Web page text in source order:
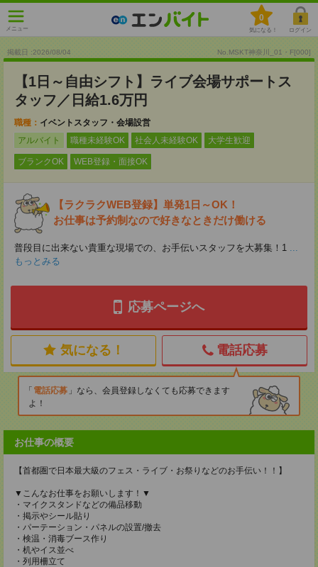
メニュー
0
気になる！ ログイン
掲載日 :2026/08/04 No.MSKT神奈川_01・F[000]
【1日～自由シフト】ライブ会場サポートス
タッフ／日給1.6万円
職種： イベントスタッフ・会場設営
アルバイト
職種未経験OK 社会人未経験OK 大学生歓迎
ブランクOK WEB登録・面接OK
【ラクラクWEB登録】単発1日～OK！
お仕事は予約制なので好きなときだけ働ける
普段目に出来ない貴重な現場での、お手伝いスタッフを大募集！1 ...
もっとみる
応募ページへ
気になる！ 電話応募
電話応募
なら、会員登録しなくても応募できます
よ！
お仕事の概要
【首都圏で日本最大級のフェス・ライブ・お祭りなどのお手伝い！！】
▼こんなお仕事をお願いします！▼
・マイクスタンドなどの備品移動
・掲示やシール貼り
・パーテーション・パネルの設置/撤去
・検温・消毒ブース作り
・机やイス並べ
・列用柵立て